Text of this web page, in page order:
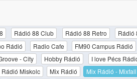
Rádió 88 Club Rádió 88 Retro Rádió
Rádió Radio Cafe FM90 Campus Rádió
- City Hobby Rádió I love Pécs
Rádió Miskolc Mix Rádió Mix Rádió - Mixfall